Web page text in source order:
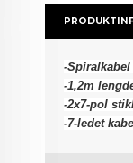
-Spiralkabel
-1,2m
-2x7-pol
-7-ledet